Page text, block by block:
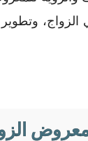
الزواج،